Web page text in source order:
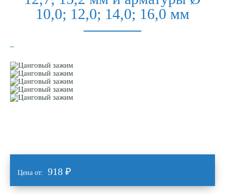
10,0; 12,0; 14,0; 16,0 мм
Цена от: 918 ₽